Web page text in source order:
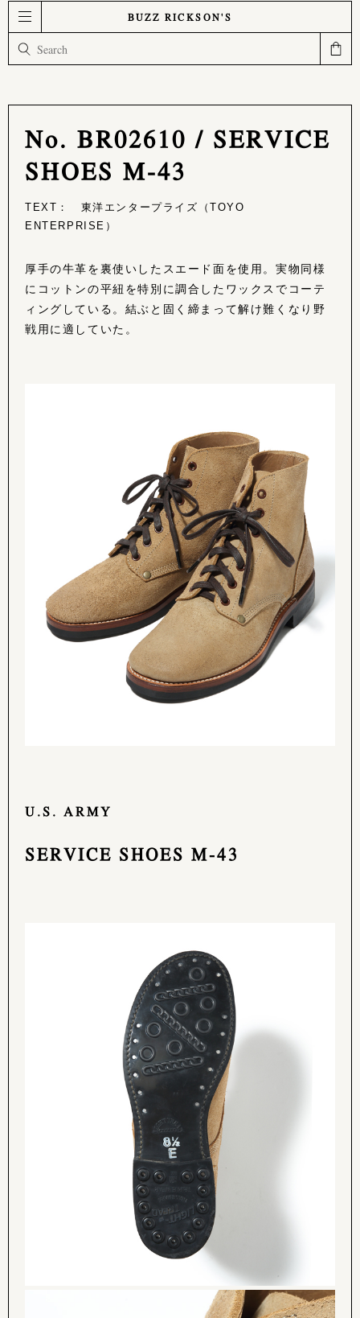
BUZZ RICKSON'S
No. BR02610 / SERVICE
SHOES M-43
TEXT： 東洋エンタープライズ（TOYO
ENTERPRISE）
厚手の牛革を裏使いしたスエード面を使用。実物同様
にコットンの平紐を特別に調合したワックスでコーテ
ィングしている。結ぶと固く締まって解け難くなり野
戦用に適していた。
U.S. ARMY
SERVICE SHOES M-43